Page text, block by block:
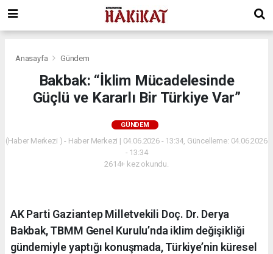
Anasayfa Gündem
Bakbak: “İklim Mücadelesinde
Güçlü ve Kararlı Bir Türkiye Var”
GÜNDEM
(Haber Merkezi ) - Haber Merkezi | 04.06.2026 - 13:34, Güncelleme: 04.06.2026
- 13:34
2614+ kez okundu.
AK Parti Gaziantep Milletvekili Doç. Dr. Derya
Bakbak, TBMM Genel Kurulu’nda iklim değişikliği
gündemiyle yaptığı konuşmada, Türkiye’nin küresel